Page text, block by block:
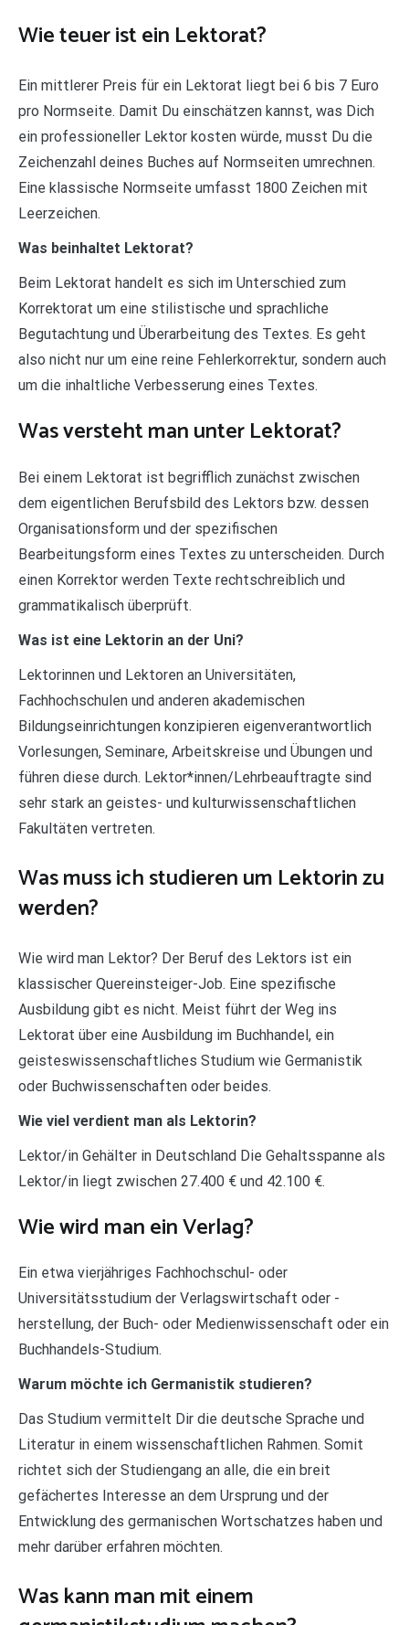
Wie teuer ist ein Lektorat?
Ein mittlerer Preis für ein Lektorat liegt bei 6 bis 7 Euro
pro Normseite. Damit Du einschätzen kannst, was Dich
ein professioneller Lektor kosten würde, musst Du die
Zeichenzahl deines Buches auf Normseiten umrechnen.
Eine klassische Normseite umfasst 1800 Zeichen mit
Leerzeichen.
Was beinhaltet Lektorat?
Beim Lektorat handelt es sich im Unterschied zum
Korrektorat um eine stilistische und sprachliche
Begutachtung und Überarbeitung des Textes. Es geht
also nicht nur um eine reine Fehlerkorrektur, sondern auch
um die inhaltliche Verbesserung eines Textes.
Was versteht man unter Lektorat?
Bei einem Lektorat ist begrifflich zunächst zwischen
dem eigentlichen Berufsbild des Lektors bzw. dessen
Organisationsform und der spezifischen
Bearbeitungsform eines Textes zu unterscheiden. Durch
einen Korrektor werden Texte rechtschreiblich und
grammatikalisch überprüft.
Was ist eine Lektorin an der Uni?
Lektorinnen und Lektoren an Universitäten,
Fachhochschulen und anderen akademischen
Bildungseinrichtungen konzipieren eigenverantwortlich
Vorlesungen, Seminare, Arbeitskreise und Übungen und
führen diese durch. Lektor*innen/Lehrbeauftragte sind
sehr stark an geistes- und kulturwissenschaftlichen
Fakultäten vertreten.
Was muss ich studieren um Lektorin zu
werden?
Wie wird man Lektor? Der Beruf des Lektors ist ein
klassischer Quereinsteiger-Job. Eine spezifische
Ausbildung gibt es nicht. Meist führt der Weg ins
Lektorat über eine Ausbildung im Buchhandel, ein
geisteswissenschaftliches Studium wie Germanistik
oder Buchwissenschaften oder beides.
Wie viel verdient man als Lektorin?
Lektor/in Gehälter in Deutschland Die Gehaltsspanne als
Lektor/in liegt zwischen 27.400 € und 42.100 €.
Wie wird man ein Verlag?
Ein etwa vierjähriges Fachhochschul- oder
Universitätsstudium der Verlagswirtschaft oder -
herstellung, der Buch- oder Medienwissenschaft oder ein
Buchhandels-Studium.
Warum möchte ich Germanistik studieren?
Das Studium vermittelt Dir die deutsche Sprache und
Literatur in einem wissenschaftlichen Rahmen. Somit
richtet sich der Studiengang an alle, die ein breit
gefächertes Interesse an dem Ursprung und der
Entwicklung des germanischen Wortschatzes haben und
mehr darüber erfahren möchten.
Was kann man mit einem